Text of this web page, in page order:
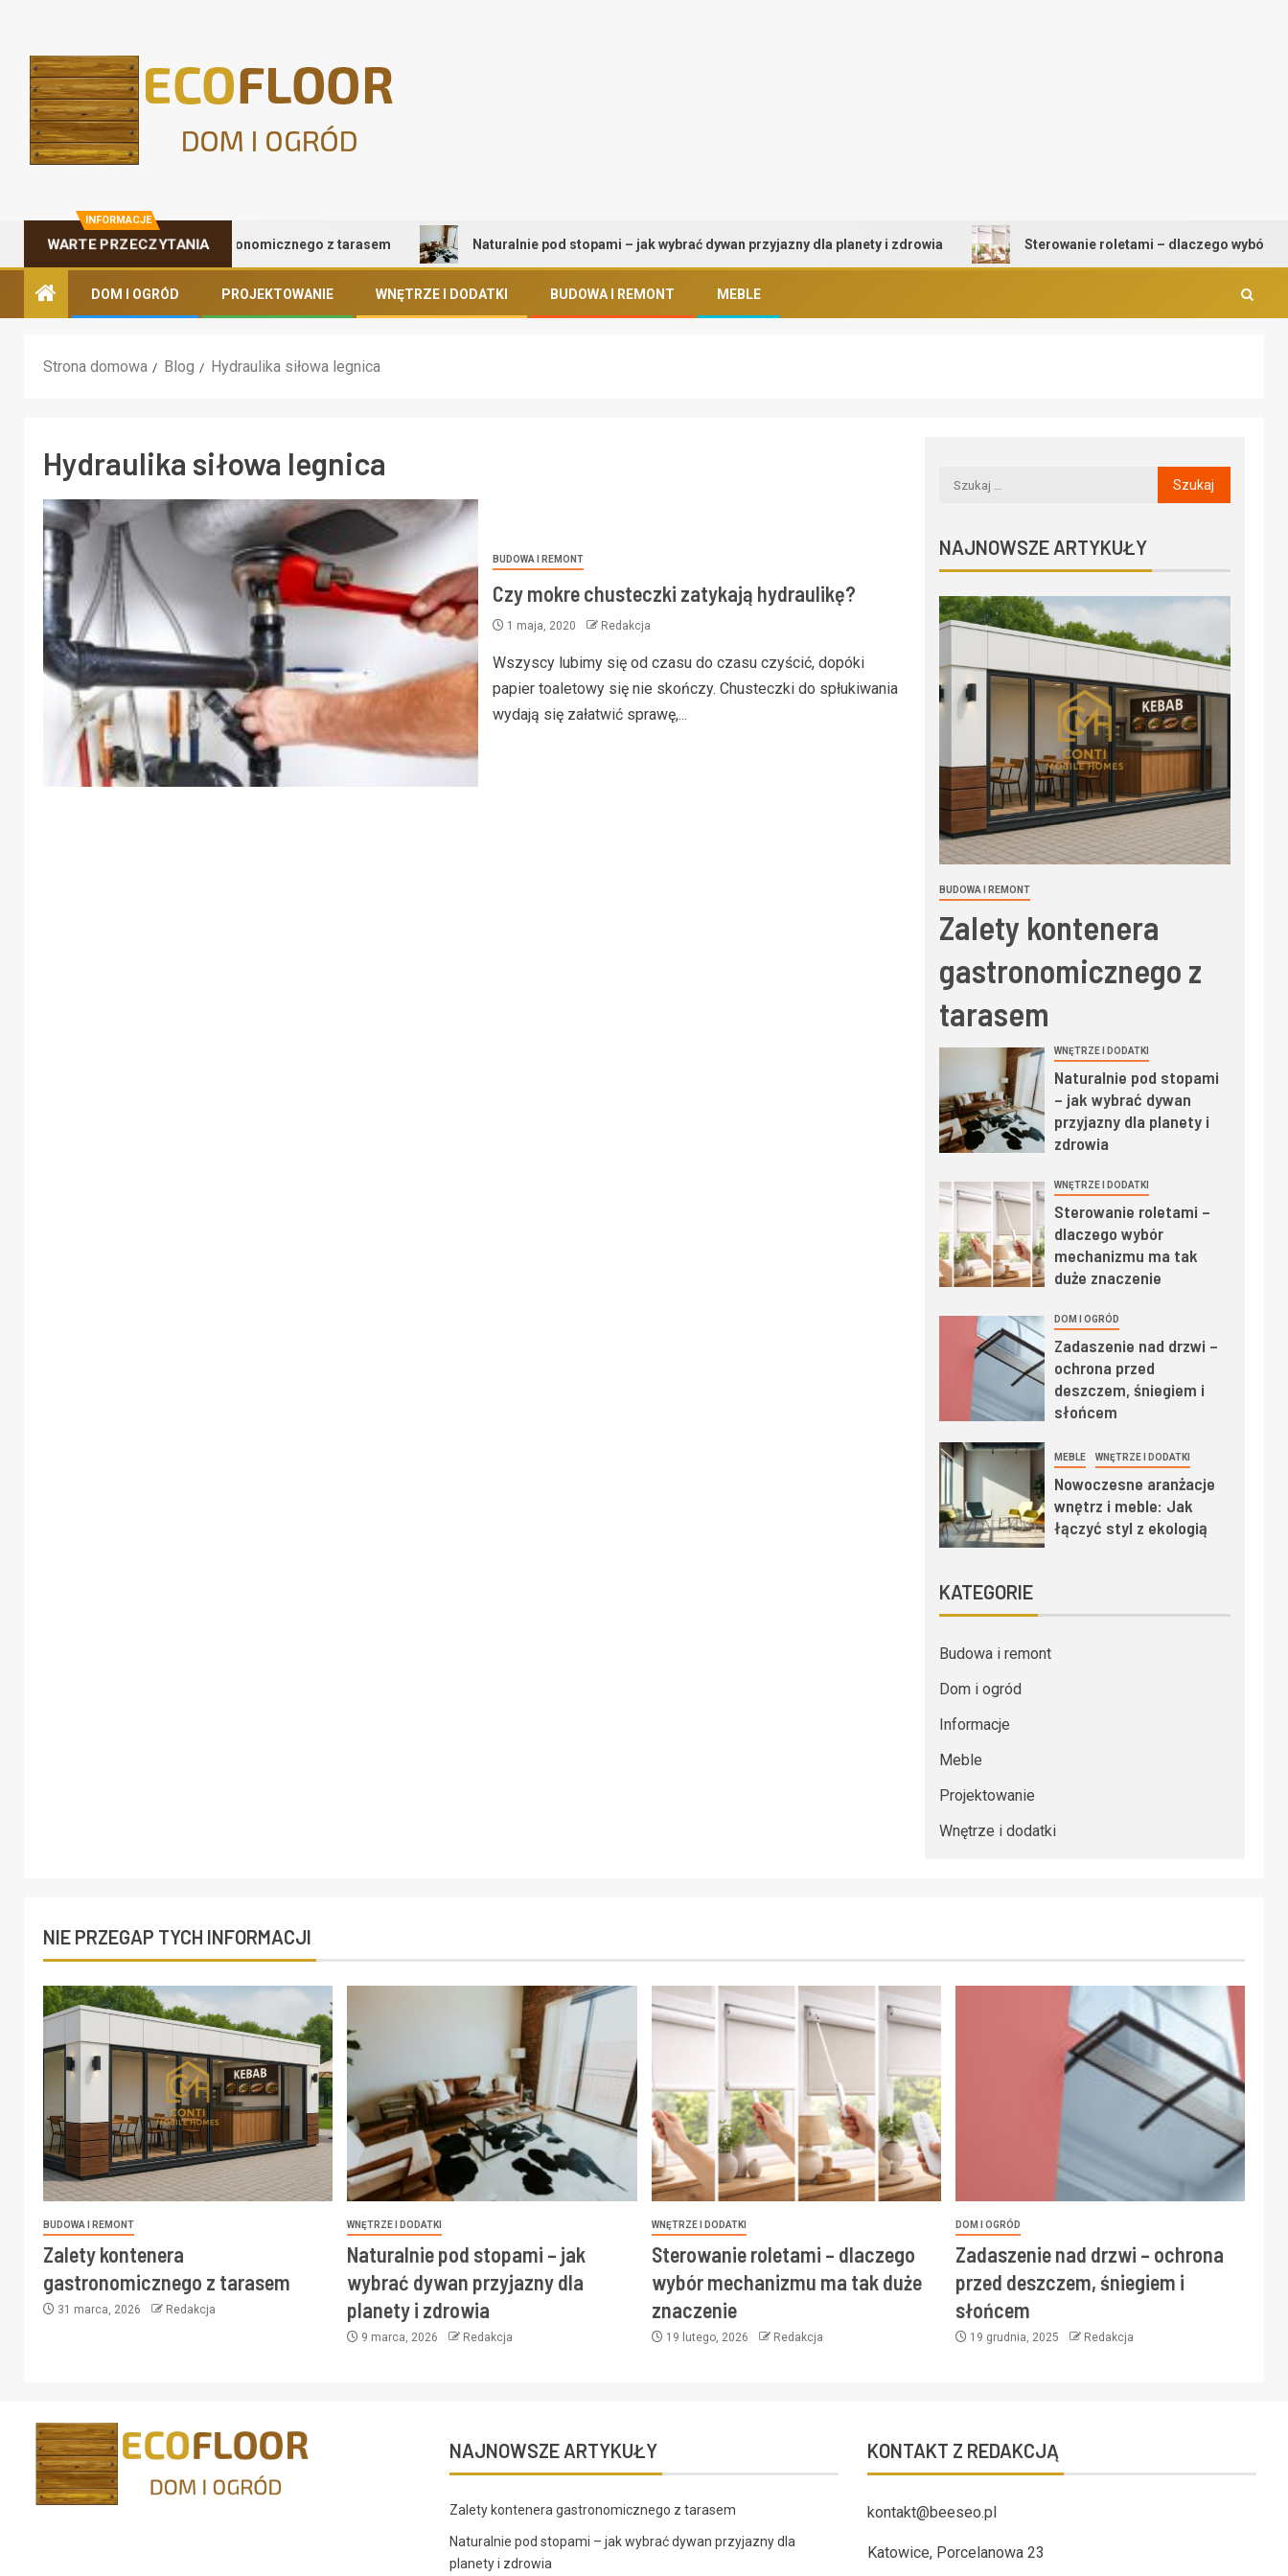
INFORMACJE
WARTE PRZECZYTANIA
Zalety kontenera gastronomicznego z tarasem Naturalnie pod stopami – jak wybrać dywan przyjazny dla planety i zdrowia Sterowanie roletami – dlaczego wybór
DOM I OGRÓD PROJEKTOWANIE WNĘTRZE I DODATKI BUDOWA I REMONT MEBLE
Strona domowa Blog Hydraulika siłowa legnica
Hydraulika siłowa legnica
BUDOWA I REMONT
Czy mokre chusteczki zatykają hydraulikę?
1 maja, 2020 Redakcja
Wszyscy lubimy się od czasu do czasu czyścić, dopóki
papier toaletowy się nie skończy. Chusteczki do spłukiwania
wydają się załatwić sprawę,...
NAJNOWSZE ARTYKUŁY
BUDOWA I REMONT
Zalety kontenera
gastronomicznego z
tarasem
WNĘTRZE I DODATKI
Naturalnie pod stopami
– jak wybrać dywan
przyjazny dla planety i
zdrowia
WNĘTRZE I DODATKI
Sterowanie roletami –
dlaczego wybór
mechanizmu ma tak
duże znaczenie
DOM I OGRÓD
Zadaszenie nad drzwi –
ochrona przed
deszczem, śniegiem i
słońcem
MEBLE WNĘTRZE I DODATKI
Nowoczesne aranżacje
wnętrz i meble: Jak
łączyć styl z ekologią
KATEGORIE
Budowa i remont
Dom i ogród
Informacje
Meble
Projektowanie
Wnętrze i dodatki
NIE PRZEGAP TYCH INFORMACJI
BUDOWA I REMONT
Zalety kontenera
gastronomicznego z tarasem
31 marca, 2026 Redakcja
WNĘTRZE I DODATKI
Naturalnie pod stopami – jak
wybrać dywan przyjazny dla
planety i zdrowia
9 marca, 2026 Redakcja
WNĘTRZE I DODATKI
Sterowanie roletami – dlaczego
wybór mechanizmu ma tak duże
znaczenie
19 lutego, 2026 Redakcja
DOM I OGRÓD
Zadaszenie nad drzwi – ochrona
przed deszczem, śniegiem i
słońcem
19 grudnia, 2025 Redakcja
NAJNOWSZE ARTYKUŁY
Zalety kontenera gastronomicznego z tarasem
Naturalnie pod stopami – jak wybrać dywan przyjazny dla
planety i zdrowia
KONTAKT Z REDAKCJĄ
kontakt@beeseo.pl
Katowice, Porcelanowa 23